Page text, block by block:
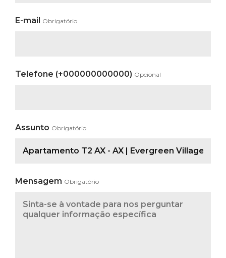
E-mail Obrigatório
Telefone (+000000000000) Opcional
Assunto Obrigatório
Mensagem Obrigatório